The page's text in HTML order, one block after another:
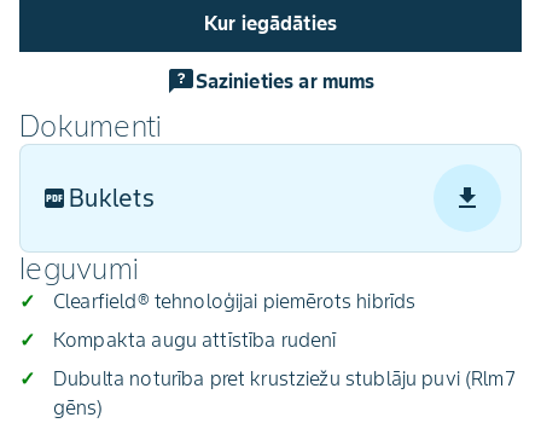
Kur iegādāties
Sazinieties ar mums
Dokumenti
Buklets
Ieguvumi
Clearfield® tehnoloģijai piemērots hibrīds
Kompakta augu attīstība rudenī
Dubulta noturība pret krustziežu stublāju puvi (Rlm7
gēns)